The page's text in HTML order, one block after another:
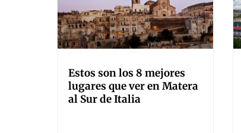
Estos son los 8 mejores
lugares que ver en Matera
al Sur de Italia